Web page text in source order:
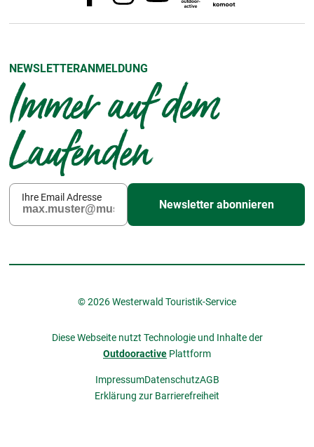
NEWSLETTERANMELDUNG
Immer auf dem
Laufenden
Ihre Email Adresse
Newsletter abonnieren
© 2026 Westerwald Touristik-Service
Diese Webseite nutzt Technologie und Inhalte der
Outdooractive Plattform
ImpressumDatenschutzAGB
Erklärung zur Barrierefreiheit